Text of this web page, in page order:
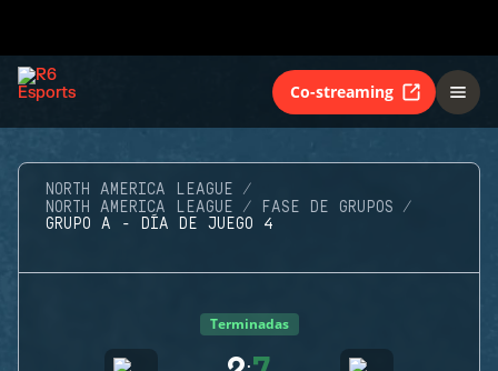
Co-streaming
NORTH AMERICA LEAGUE
NORTH AMERICA LEAGUE
FASE DE GRUPOS
GRUPO A - DÍA DE JUEGO 4
Terminadas